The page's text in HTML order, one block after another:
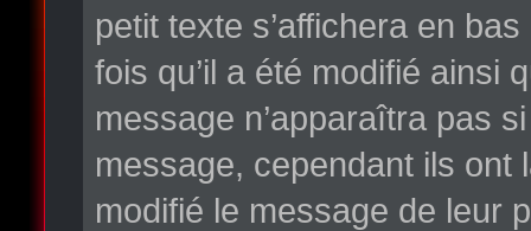
petit texte s’affichera en
fois qu’il a été modifié ainsi
message n’apparaîtra pas
message, cependant ils ont
modifié le message de leur